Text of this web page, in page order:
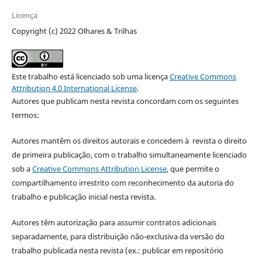
Licença
Copyright (c) 2022 Olhares & Trilhas
Este trabalho está licenciado sob uma licençaCreative Commons
Attribution 4.0 International License.
Autores que publicam nesta revista concordam com os seguintes
termos:
Autores mantêm os direitos autorais e concedem à revista o direito
de primeira publicação, com o trabalho simultaneamente licenciado
sob aCreative Commons Attribution License, que permite o
compartilhamento irrestrito com reconhecimento da autoria do
trabalho e publicação inicial nesta revista.
Autores têm autorização para assumir contratos adicionais
separadamente, para distribuição não-exclusiva da versão do
trabalho publicada nesta revista (ex.: publicar em repositório